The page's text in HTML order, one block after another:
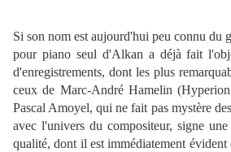
Si son nom est aujourd'hui peu connu du
pour piano seul d'Alkan a déjà fait
d'enregistrements, dont les plus
ceux de Marc-André Hamelin
Pascal Amoyel, qui ne fait pas mystère
avec l'univers du compositeur, signe
qualité, dont il est immédiatement